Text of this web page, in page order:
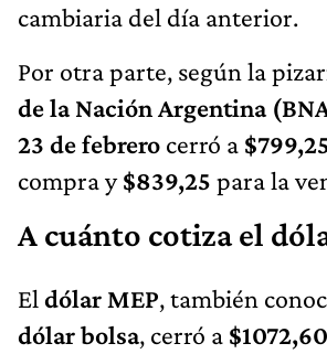
cambiaria del día anterior.
Por otra parte, según la
de la Nación Argentina
23 de febrero cerró a
compra y$839,25 para la
A cuánto cotiza el
El dólar MEP, también
dólar bolsa, cerró a $1072,60